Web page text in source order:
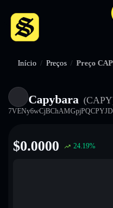
Início / Preços / Preço
Capybara
$0.0000 24.19%